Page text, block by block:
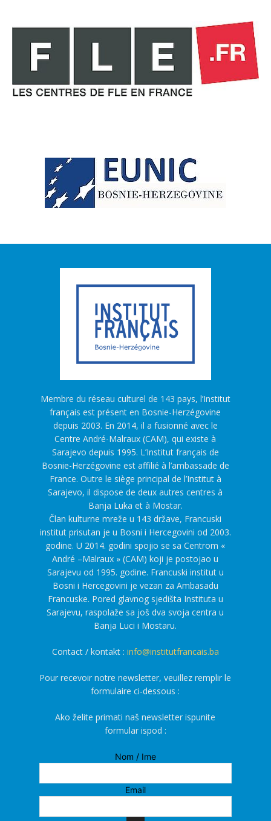
Membre du réseau culturel de 143 pays, l’Institut
français est présent en Bosnie-Herzégovine
depuis 2003. En 2014, il a fusionné avec le
Centre André-Malraux (CAM), qui existe à
Sarajevo depuis 1995. L’Institut français de
Bosnie-Herzégovine est affilié à l’ambassade de
France. Outre le siège principal de l’Institut à
Sarajevo, il dispose de deux autres centres à
Banja Luka et à Mostar.
Član kulturne mreže u 143 države, Francuski
institut prisutan je u Bosni i Hercegovini od 2003.
godine. U 2014. godini spojio se sa Centrom «
André –Malraux » (CAM) koji je postojao u
Sarajevu od 1995. godine. Francuski institut u
Bosni i Hercegovini je vezan za Ambasadu
Francuske. Pored glavnog sjedišta Instituta u
Sarajevu, raspolaže sa još dva svoja centra u
Banja Luci i Mostaru.
Contact / kontakt : info@institutfrancais.ba
Pour recevoir notre newsletter, veuillez remplir le
formulaire ci-dessous :
Ako želite primati naš newsletter ispunite
formular ispod :
Nom / Ime
Email